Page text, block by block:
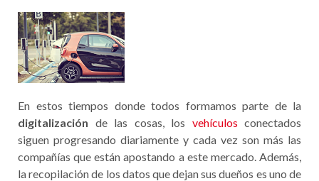
En estos tiempos donde todos formamos parte de la
digitalización de las cosas, los vehículos conectados
siguen progresando diariamente y cada vez son más las
compañías que están apostando a este mercado. Además,
la recopilación de los datos que dejan sus dueños es uno de